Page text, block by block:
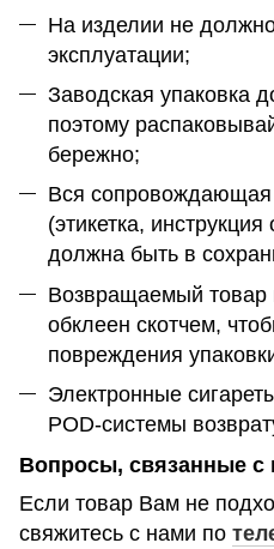
На изделии не
эксплуатации;
Заводская упаковка
поэтому
бережно;
Вся сопровождающая
(этикетка,
должна быть в
Возвращаемый товар
обклеен скотчем,
повреждения
Электронные
POD-системы
Вопросы, связанные с
Если товар Вам не
свяжитесь с нами по